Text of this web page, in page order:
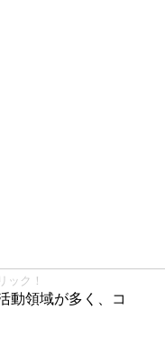
ック！
動領域が多く、コ